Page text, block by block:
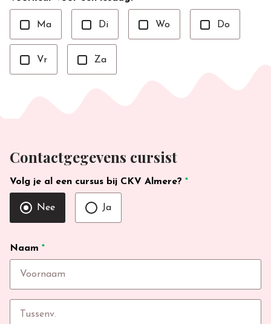
Ma Di Wo Do
Vr Za
Contactgegevens cursist
Volg je al een cursus bij CKV Almere? *
Nee Ja
Naam *